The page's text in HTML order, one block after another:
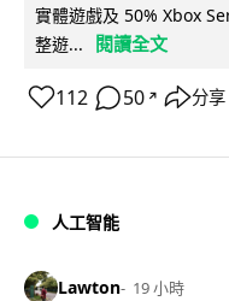
實體遊戲及 50% Xbox
整遊...
閱讀全文
112 50 ↗ 分享
人工智能
Lawton 19 小時